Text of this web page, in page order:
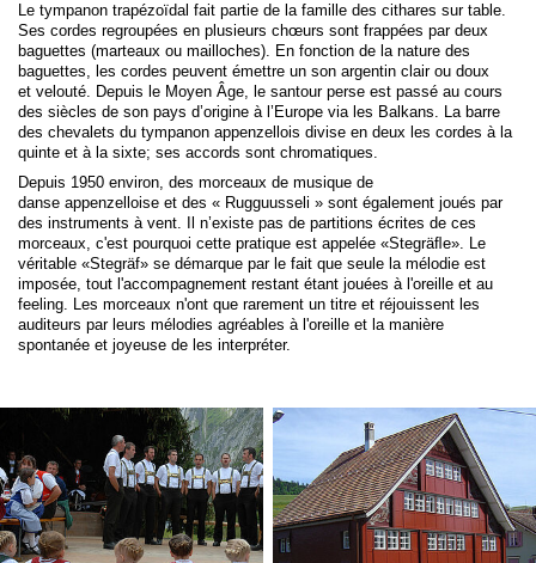
Le tympanon trapézoïdal fait partie de la famille des cithares sur table.
Ses cordes regroupées en plusieurs chœurs sont frappées par deux
baguettes (marteaux ou mailloches). En fonction de la nature des
baguettes, les cordes peuvent émettre un son argentin clair ou doux
et velouté. Depuis le Moyen Âge, le santour perse est passé au cours
des siècles de son pays d’origine à l’Europe via les Balkans. La barre
des chevalets du tympanon appenzellois divise en deux les cordes à la
quinte et à la sixte; ses accords sont chromatiques.
Depuis 1950 environ, des morceaux de musique de
danse appenzelloise et des « Rugguusseli » sont également joués par
des instruments à vent. Il n’existe pas de partitions écrites de ces
morceaux, c'est pourquoi cette pratique est appelée «Stegräﬂe». Le
véritable «Stegräf» se démarque par le fait que seule la mélodie est
imposée, tout l'accompagnement restant étant jouées à l'oreille et au
feeling. Les morceaux n'ont que rarement un titre et réjouissent les
auditeurs par leurs mélodies agréables à l'oreille et la manière
spontanée et joyeuse de les interpréter.